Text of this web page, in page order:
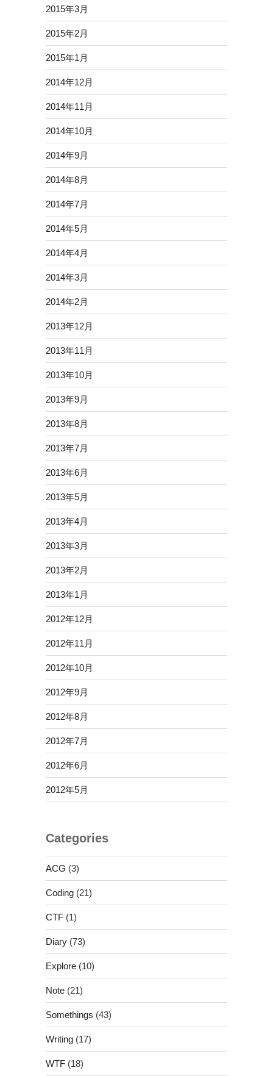
2015年3月
2015年2月
2015年1月
2014年12月
2014年11月
2014年10月
2014年9月
2014年8月
2014年7月
2014年5月
2014年4月
2014年3月
2014年2月
2013年12月
2013年11月
2013年10月
2013年9月
2013年8月
2013年7月
2013年6月
2013年5月
2013年4月
2013年3月
2013年2月
2013年1月
2012年12月
2012年11月
2012年10月
2012年9月
2012年8月
2012年7月
2012年6月
2012年5月
Categories
ACG (3)
Coding(21)
CTF(1)
Diary(73)
Explore(10)
Note(21)
Somethings (43)
Writing(17)
WTF(18)